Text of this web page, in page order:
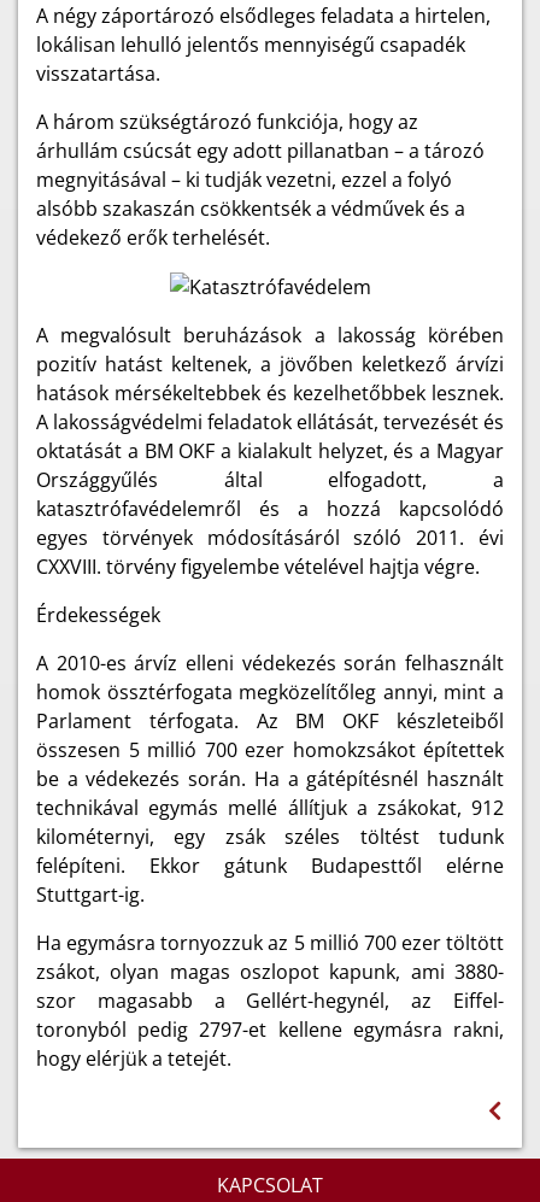
A négy záportározó elsődleges feladata a hirtelen,
lokálisan lehulló jelentős mennyiségű csapadék
visszatartása.
A három szükségtározó funkciója, hogy az
árhullám csúcsát egy adott pillanatban – a tározó
megnyitásával – ki tudják vezetni, ezzel a folyó
alsóbb szakaszán csökkentsék a védművek és a
védekező erők terhelését.
A megvalósult beruházások a lakosság körében
pozitív hatást keltenek, a jövőben keletkező árvízi
hatások mérsékeltebbek és kezelhetőbbek lesznek.
A lakosságvédelmi feladatok ellátását, tervezését és
oktatását a BM OKF a kialakult helyzet, és a Magyar
Országgyűlés által elfogadott, a
katasztrófavédelemről és a hozzá kapcsolódó
egyes törvények módosításáról szóló 2011. évi
CXXVIII. törvény figyelembe vételével hajtja végre.
Érdekességek
A 2010-es árvíz elleni védekezés során felhasznált
homok össztérfogata megközelítőleg annyi, mint a
Parlament térfogata. Az BM OKF készleteiből
összesen 5 millió 700 ezer homokzsákot építettek
be a védekezés során. Ha a gátépítésnél használt
technikával egymás mellé állítjuk a zsákokat, 912
kilométernyi, egy zsák széles töltést tudunk
felépíteni. Ekkor gátunk Budapesttől elérne
Stuttgart-ig.
Ha egymásra tornyozzuk az 5 millió 700 ezer töltött
zsákot, olyan magas oszlopot kapunk, ami 3880-
szor magasabb a Gellért-hegynél, az Eiffel-
toronyból pedig 2797-et kellene egymásra rakni,
hogy elérjük a tetejét.
KAPCSOLAT